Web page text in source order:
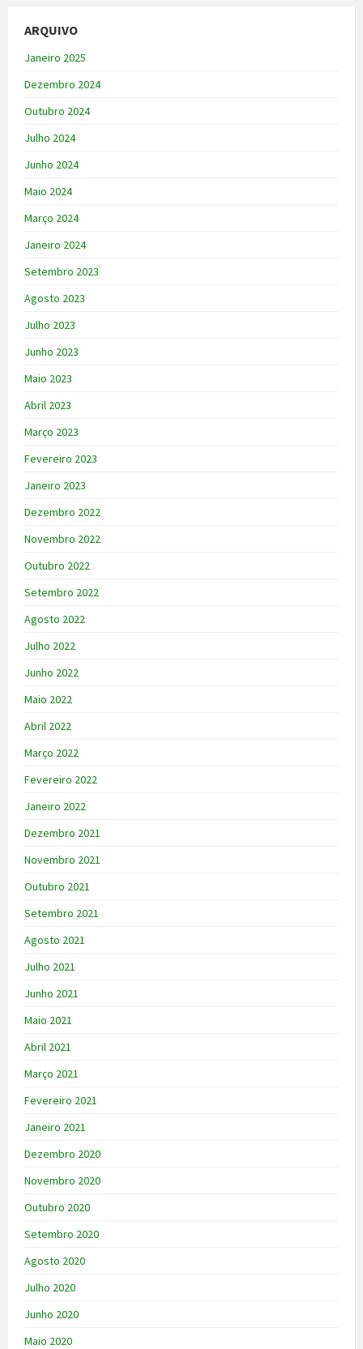
ARQUIVO
Janeiro 2025
Dezembro 2024
Outubro 2024
Julho 2024
Junho 2024
Maio 2024
Março 2024
Janeiro 2024
Setembro 2023
Agosto 2023
Julho 2023
Junho 2023
Maio 2023
Abril 2023
Março 2023
Fevereiro 2023
Janeiro 2023
Dezembro 2022
Novembro 2022
Outubro 2022
Setembro 2022
Agosto 2022
Julho 2022
Junho 2022
Maio 2022
Abril 2022
Março 2022
Fevereiro 2022
Janeiro 2022
Dezembro 2021
Novembro 2021
Outubro 2021
Setembro 2021
Agosto 2021
Julho 2021
Junho 2021
Maio 2021
Abril 2021
Março 2021
Fevereiro 2021
Janeiro 2021
Dezembro 2020
Novembro 2020
Outubro 2020
Setembro 2020
Agosto 2020
Julho 2020
Junho 2020
Maio 2020